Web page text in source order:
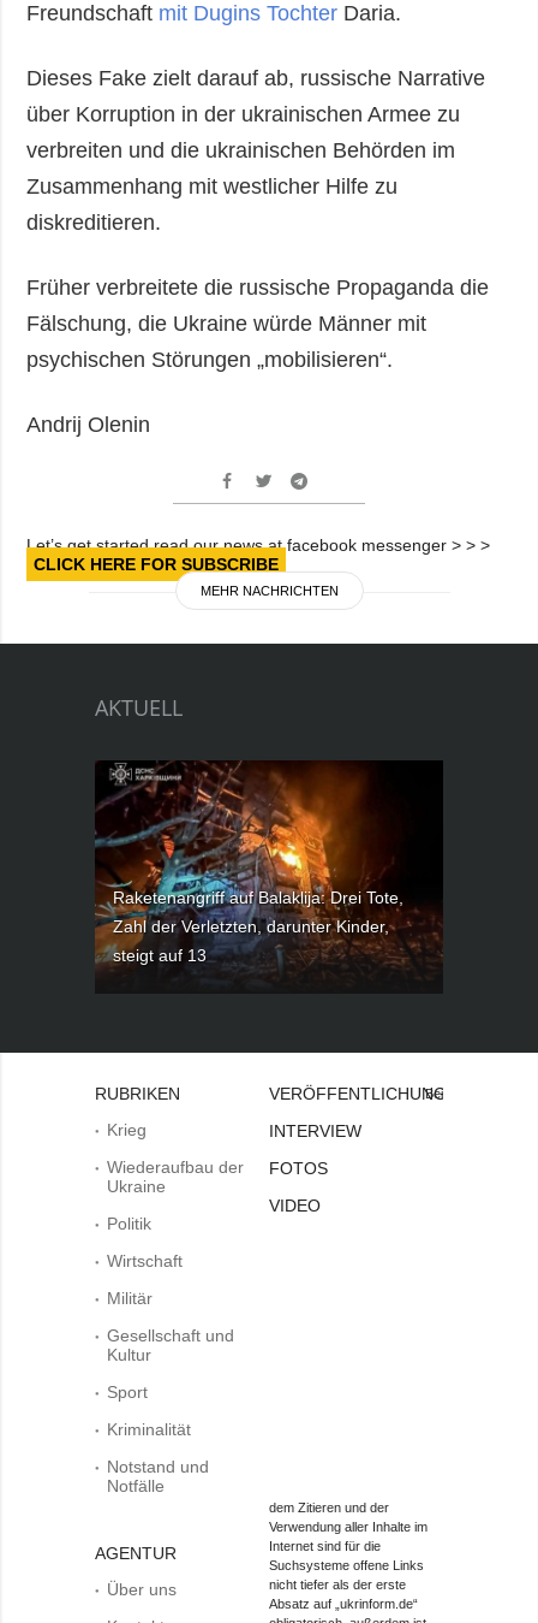
Freundschaft mit Dugins Tochter Daria.
Dieses Fake zielt darauf ab, russische Narrative
über Korruption in der ukrainischen Armee zu
verbreiten und die ukrainischen Behörden im
Zusammenhang mit westlicher Hilfe zu
diskreditieren.
Früher verbreitete die russische Propaganda die
Fälschung, die Ukraine würde Männer mit
psychischen Störungen „mobilisieren“.
Andrij Olenin
Let’s get started read our news at facebook messenger > > >
CLICK HERE FOR SUBSCRIBE
MEHR NACHRICHTEN
AKTUELL
Raketenangriff auf Balaklija: Drei Tote,
Zahl der Verletzten, darunter Kinder,
steigt auf 13
RUBRIKEN
Krieg
Wiederaufbau der
Ukraine
Politik
Wirtschaft
Militär
Gesellschaft und
Kultur
Sport
Kriminalität
Notstand und
Notfälle
AGENTUR
Über uns
VERÖFFENTLICHUNGEN
INTERVIEW
FOTOS
VIDEO
Bei
dem Zitieren und der
Verwendung aller Inhalte im
Internet sind für die
Suchsysteme offene Links
nicht tiefer als der erste
Absatz auf „ukrinform.de“